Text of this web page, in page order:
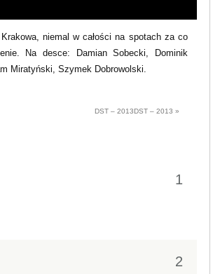
niemal w całości na spotach za co
Na desce: Damian Sobecki, Dominik
Miratyński, Szymek Dobrowolski.
DST – 2013DST – 2013 »
1
2